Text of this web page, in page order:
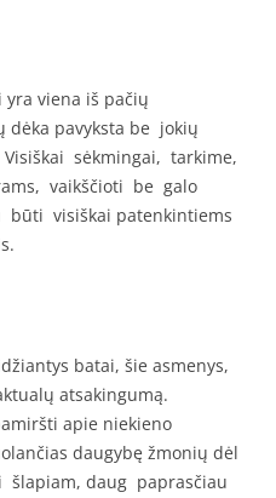
viena iš pačių
dėka pavyksta be jokių
sėkmingai, tarkime,
vaikščioti be galo
visiškai patenkintiems
batai, šie asmenys,
atsakingumą.
apie niekieno
daugybę žmonių dėl
šlapiam, daug paprasčiau